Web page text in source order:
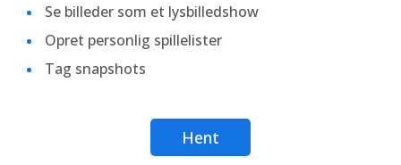
Se billeder som et lysbilledshow
Opret personlig spillelister
Tag snapshots
Hent